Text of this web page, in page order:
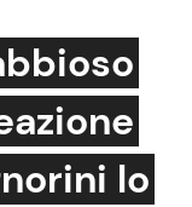
e TV
VIP
lo